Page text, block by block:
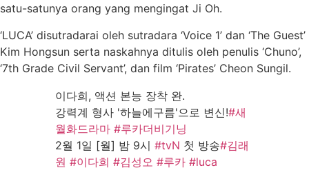
satu-satunya orang yang mengingat Ji Oh.
‘LUCA’ disutradarai oleh sutradara ‘Voice 1’ dan ‘The Guest’
Kim Hongsun serta naskahnya ditulis oleh penulis ‘Chuno’,
‘7th Grade Civil Servant’, dan film ‘Pirates’ Cheon Sungil.
이다희, 액션 본능 장착 완.
강력계 형사 '하늘에구름'으로 변신!#새
월화드라마 #루카더비기닝
2월 1일 [월] 밤 9시 #tvN 첫 방송#김래
원 #이다희 #김성오 #루카 #luca